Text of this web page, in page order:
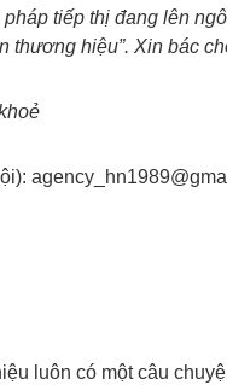
tiếp thị đang lên
thương hiệu”. Xin bác
luôn có một câu